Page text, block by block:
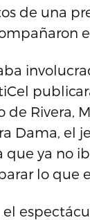
de una
Rivera,
Dama, el
que ya no
lo que
el